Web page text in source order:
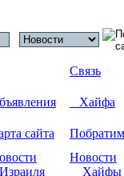
Связь
Хайфа
сайта
Новости
Хайфы